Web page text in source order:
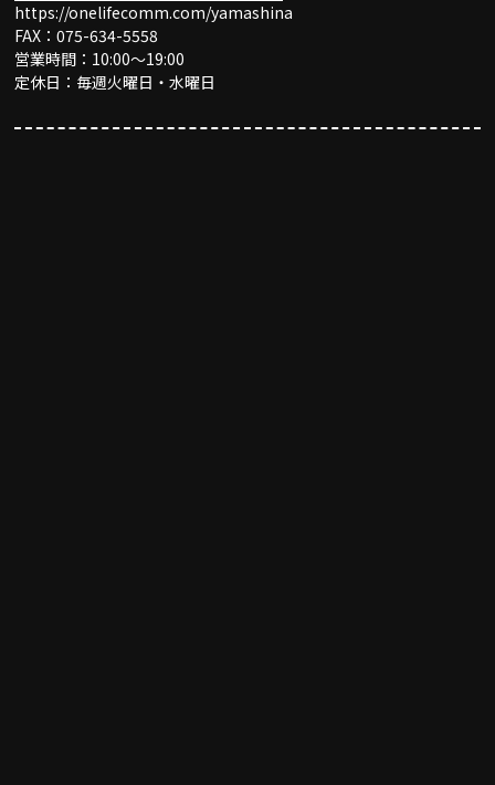
https://onelifecomm.com/yamashina
FAX：075-634-5558
営業時間：10:00〜19:00
定休日：毎週火曜日・水曜日